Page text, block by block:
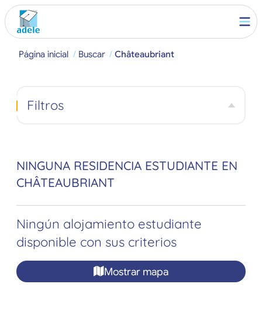
Página inicial Buscar Châteaubriant
NINGUNA RESIDENCIA ESTUDIANTE EN
CHÂTEAUBRIANT
Ningún alojamiento estudiante
disponible con sus criterios
Mostrar mapa
Filtros